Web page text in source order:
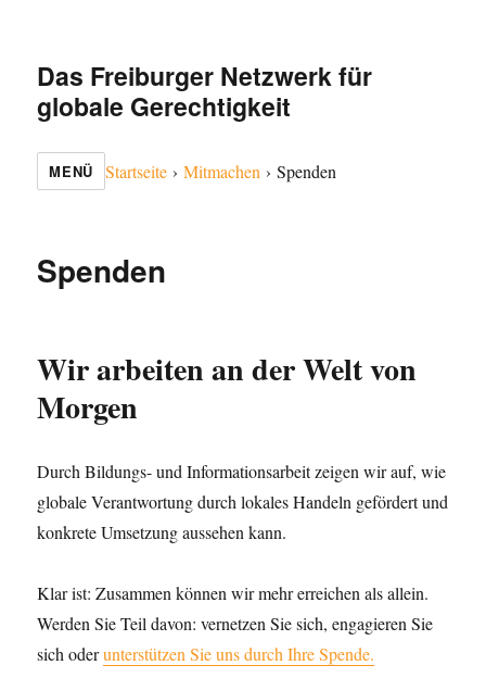
Das Freiburger Netzwerk für
globale Gerechtigkeit
MENÜ Startseite› Mitmachen › Spenden
Spenden
Wir arbeiten an der Welt von
Morgen
Durch Bildungs- und Informationsarbeit zeigen wir auf, wie
globale Verantwortung durch lokales Handeln gefördert und
konkrete Umsetzung aussehen kann.
Klar ist: Zusammen können wir mehr erreichen als allein.
Werden Sie Teil davon: vernetzen Sie sich, engagieren Sie
sich oderunterstützen Sie uns durch Ihre Spende.